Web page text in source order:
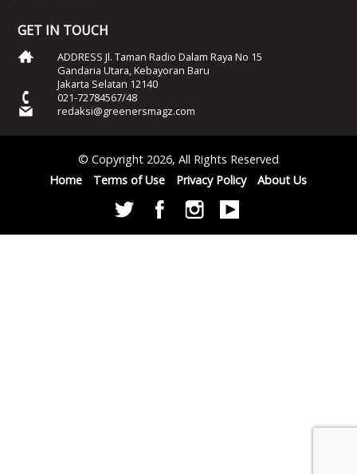
GET IN TOUCH
ADDRESS Jl. Taman Radio Dalam Raya No 15
Gandaria Utara, Kebayoran Baru
Jakarta Selatan 12140
021-72784567/48
redaksi@greenersmagz.com
© Copyright 2026, All Rights Reserved
Home
Terms of Use Privacy Policy About Us